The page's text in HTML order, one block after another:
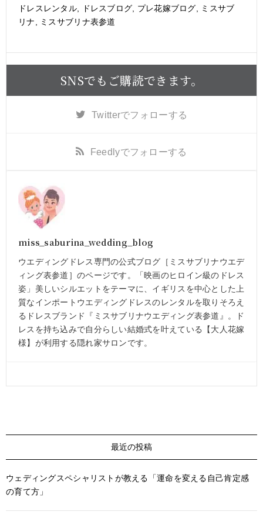
ドレスレンタル, ドレスブログ プレ花嫁ブログ
ミスサブ
リナ
ミスサブリナ表参道
SNSでもご購読できます。
Twitterでフォローする
Feedlyでフォローする
miss_saburina_wedding_blog
ウエディングドレス専門の公式ブログ［ミスサブリナウエデ
ィング表参道］のページです。「映画のヒロイン級のドレス
姿」美しいシルエットをテーマに、イギリスを中心とした上
質なインポートウエディングドレスのレンタルを取りそろえ
るドレスブランド『ミスサブリナウエディング表参道』。ド
レスを持ち込みで自分らしい結婚式を叶えている【大人花嫁
様】が利用する隠れ家サロンです。
最近の投稿
ウェディングスペシャリストが教える「運命を変える自己肯定感
の育て方」